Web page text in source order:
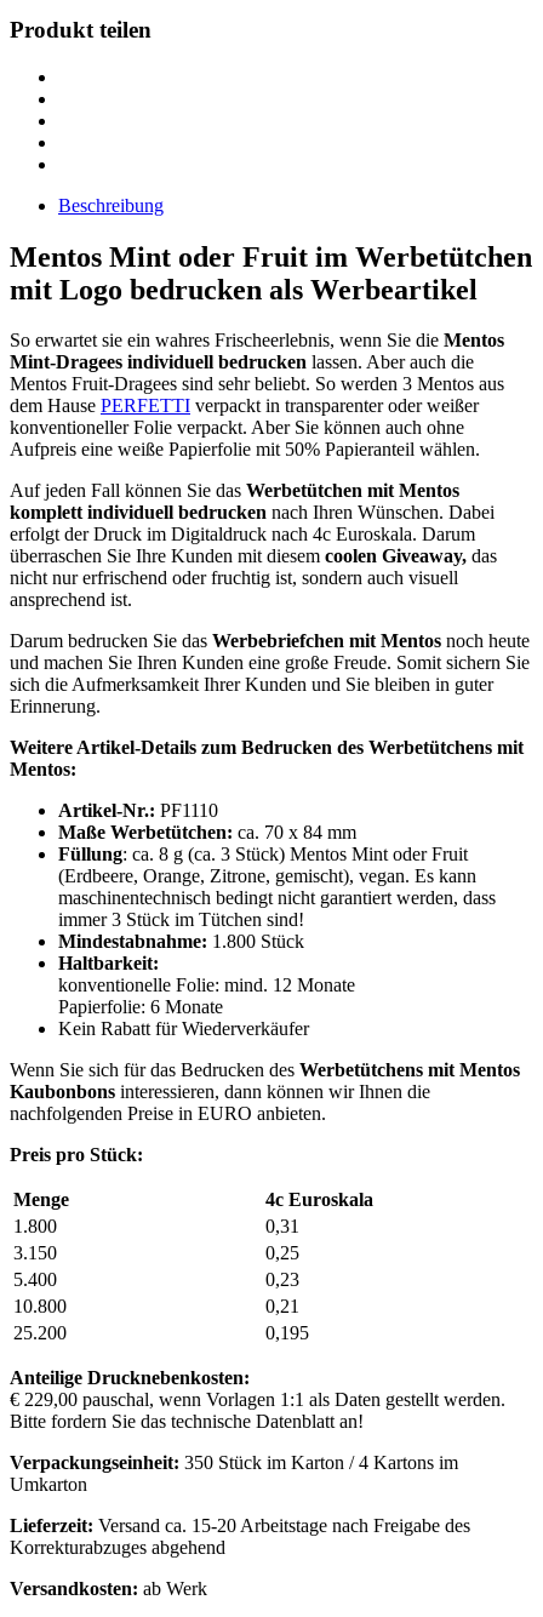
Produkt teilen
Beschreibung
Mentos Mint oder Fruit im Werbetütchen
mit Logo bedrucken als Werbeartikel
So erwartet sie ein wahres Frischeerlebnis, wenn Sie die Mentos
Mint-Dragees individuell bedrucken lassen. Aber auch die
Mentos Fruit-Dragees sind sehr beliebt. So werden 3 Mentos aus
dem Hause PERFETTI verpackt in transparenter oder weißer
konventioneller Folie verpackt. Aber Sie können auch ohne
Aufpreis eine weiße Papierfolie mit 50% Papieranteil wählen.
Auf jeden Fall können Sie das Werbetütchen mit Mentos
komplett individuell bedrucken nach Ihren Wünschen. Dabei
erfolgt der Druck im Digitaldruck nach 4c Euroskala. Darum
überraschen Sie Ihre Kunden mit diesem coolen Giveaway, das
nicht nur erfrischend oder fruchtig ist, sondern auch visuell
ansprechend ist.
Darum bedrucken Sie das Werbebriefchen mit Mentos noch heute
und machen Sie Ihren Kunden eine große Freude. Somit sichern Sie
sich die Aufmerksamkeit Ihrer Kunden und Sie bleiben in guter
Erinnerung.
Weitere Artikel-Details zum Bedrucken des Werbetütchens mit
Mentos:
Artikel-Nr.: PF1110
Maße Werbetütchen: ca. 70 x 84 mm
Füllung: ca. 8 g (ca. 3 Stück) Mentos Mint oder Fruit
(Erdbeere, Orange, Zitrone, gemischt), vegan. Es kann
maschinentechnisch bedingt nicht garantiert werden, dass
immer 3 Stück im Tütchen sind!
Mindestabnahme: 1.800 Stück
Haltbarkeit:
konventionelle Folie: mind. 12 Monate
Papierfolie: 6 Monate
Kein Rabatt für Wiederverkäufer
Wenn Sie sich für das Bedrucken des Werbetütchens mit Mentos
Kaubonbons interessieren, dann können wir Ihnen die
nachfolgenden Preise in EURO anbieten.
Preis pro Stück:
Menge
4c Euroskala
1.800
0,31
3.150
0,25
5.400
0,23
10.800
0,21
25.200
0,195
Anteilige Drucknebenkosten:
€ 229,00 pauschal, wenn Vorlagen 1:1 als Daten gestellt werden.
Bitte fordern Sie das technische Datenblatt an!
Verpackungseinheit: 350 Stück im Karton / 4 Kartons im
Umkarton
Lieferzeit: Versand ca. 15-20 Arbeitstage nach Freigabe des
Korrekturabzuges abgehend
Versandkosten: ab Werk